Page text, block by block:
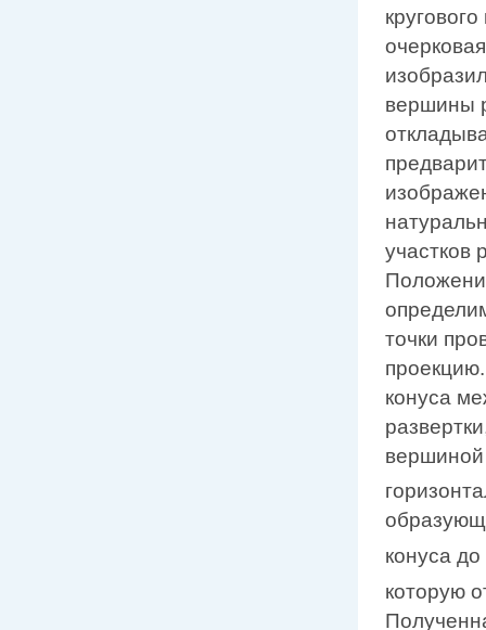
вершины
участков
точки
конуса
вершиной
конуса до
которую